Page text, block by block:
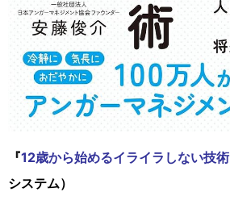
『12歳から始めるイライラしない技術
システム）